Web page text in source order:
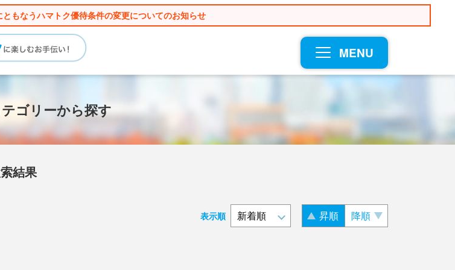
もなうハマトク優待条件の変更についてのお知らせ
MENU
ゴリーから探す
結果
表示順 昇順 降順